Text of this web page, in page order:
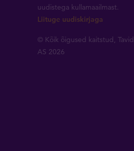
uudistega kullamaailmast.
Liituge uudiskirjaga
© Kõik õigused kaitstud, Tavid
AS 2026